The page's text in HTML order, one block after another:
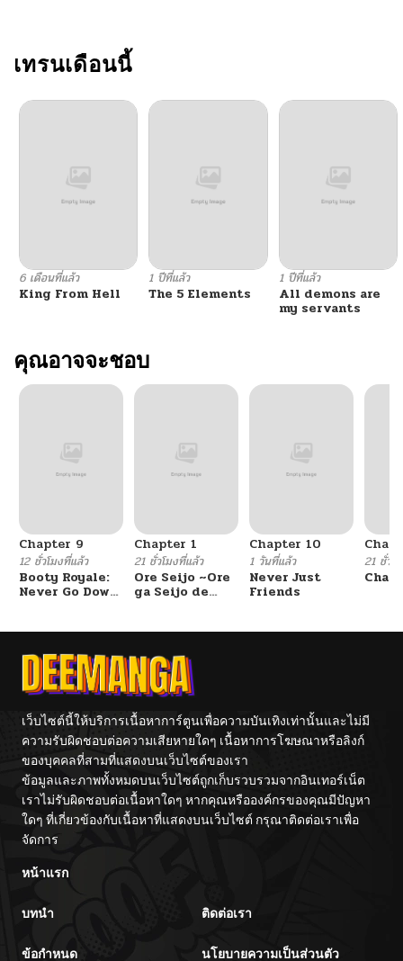
ตอนที่ 113
ตอนที่ 112
ตอนที่ 110 05/07/2026
ตอนที่ 109
ตอนที่ 108 04/23/2026
ตอนที่ 107
ตอนที่ 103 04/09/2026
ตอนที่ 102
ตอนที่ 101
ตอนที่ 100
ตอนที่ 99 03/18/2026
ตอนที่ 98 03/18/2026
ตอนที่ 97
ตอนที่ 95 03/05/2026
เทรนเดือนนี้
6 เดือนที่แล้ว
King From Hell
1 ปีที่แล้ว
The 5 Elements
1 ปีที่แล้ว
All demons are
my servants
คุณอาจจะชอบ
Chapter 9
12 ชั่วโมงที่แล้ว
Booty Royale:
Never Go Down
Chapter 1
21 ชั่วโมงที่แล้ว
Ore Seijo ~Ore
ga Seijo de
Tag Otome
Kouryaku
Itashimasu wa~
Chapter 10
1 วันที่แล้ว
Never Just
Friends
21 ชั่วโ
เว็บไซต์นี้ให้บริการเนื้อหาการ์ตูนเพื่อความบันเทิงเท่านั้นและไม่มี
ความรับผิดชอบต่อความเสียหายใดๆ เนื้อหาการโฆษณาหรือลิงก์
ของบุคคลที่สามที่แสดงบนเว็บไซต์ของเรา
ข้อมูลและภาพทั้งหมดบนเว็บไซต์ถูกเก็บรวบรวมจากอินเทอร์เน็ต
เราไม่รับผิดชอบต่อเนื้อหาใดๆ หากคุณหรือองค์กรของคุณมีปัญหา
ใดๆ ที่เกี่ยวข้องกับเนื้อหาที่แสดงบนเว็บไซต์ กรุณาติดต่อเราเพื่อ
จัดการ
หน้าแรก
บทนำ ติดต่อเรา
ข้อกำหนด นโยบายความเป็นส่วนตัว